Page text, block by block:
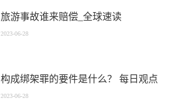
旅游事故谁来赔偿_全球速读
2023-06-28
构成绑架罪的要件是什么？ 每日观点
2023-06-28